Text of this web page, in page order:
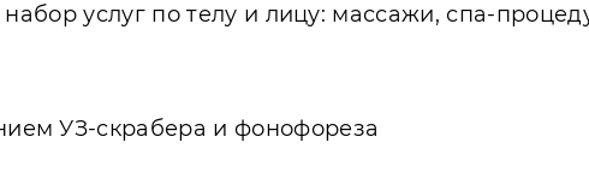
услуг по телу и лицу: массажи, спа-
УЗ-скрабера и фонофореза